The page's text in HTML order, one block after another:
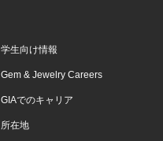
学生向け情報
Gem & Jewelry Careers
GIAでのキャリア
所在地